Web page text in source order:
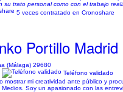
su trato personal como con el trabajo
5 veces contratado en Cronoshare
Portillo Madrid
(Málaga) 29680
Teléfono validado
mostrar mi creatividad ante público y
Soy un apasionado con las